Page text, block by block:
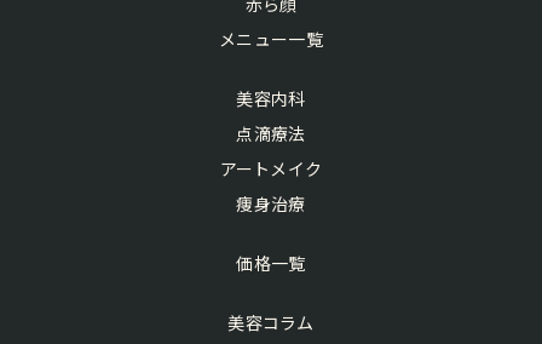
メニュー一覧
美容内科
点滴療法
アートメイク
痩身治療
価格一覧
美容コラム